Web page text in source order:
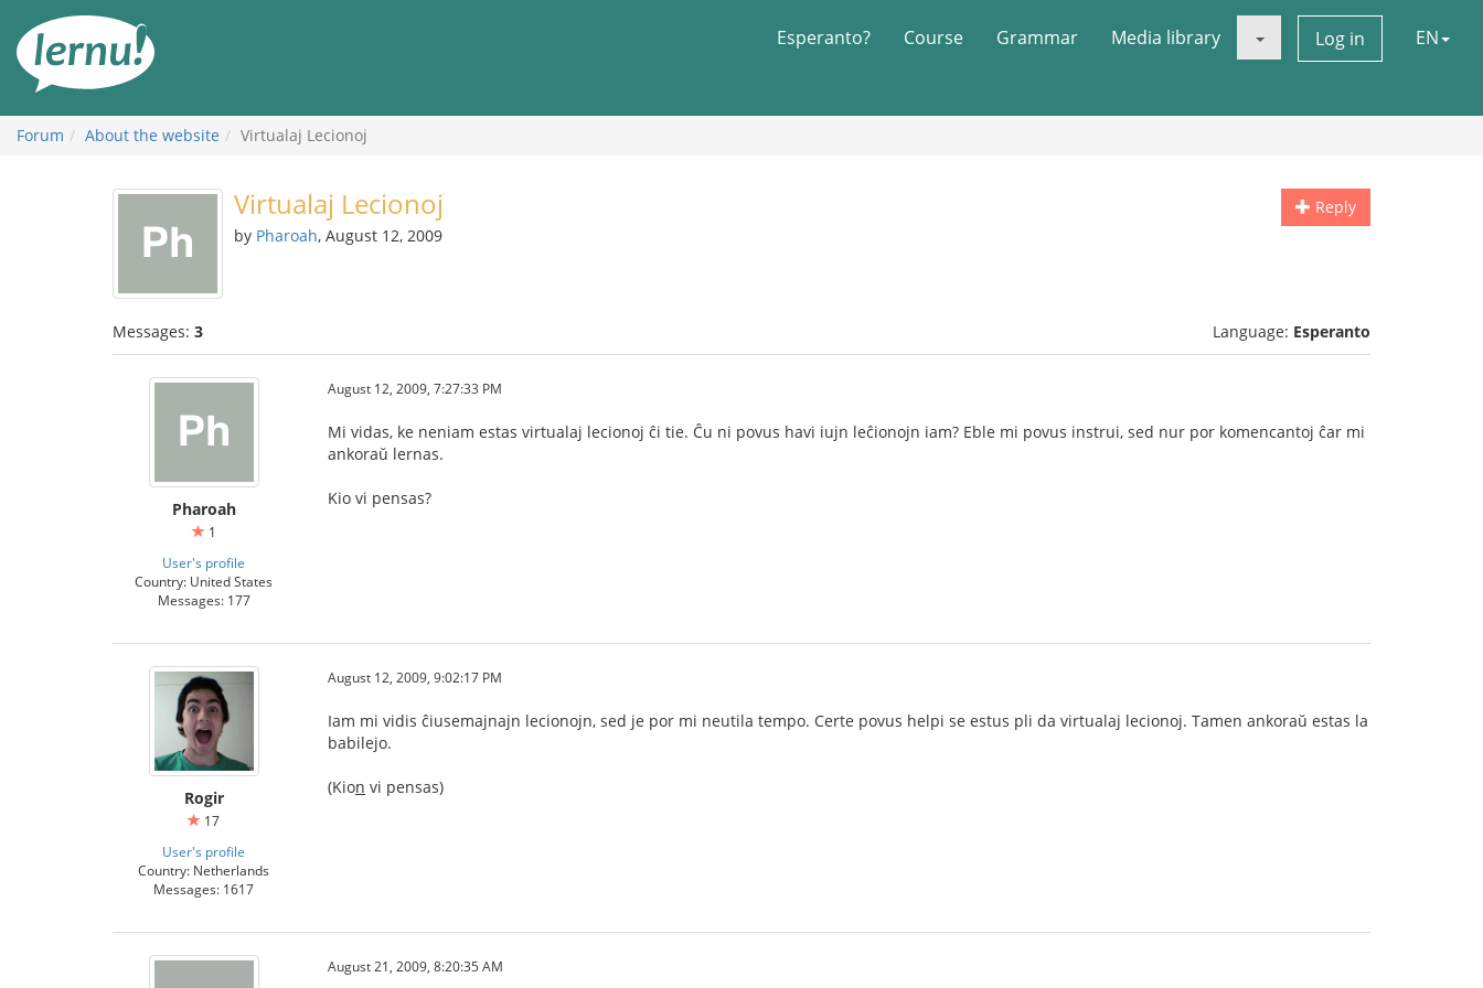
the
content
Esperanto? Course Grammar Media library Log in EN
Forum About the website Virtualaj Lecionoj
Reply
Virtualaj Lecionoj
by Pharoah, August 12, 2009
Messages: 3 Language: Esperanto
Pharoah
1
User's profile
Country: United States
Messages: 177
August 12, 2009, 7:27:33 PM
Mi vidas, ke neniam estas virtualaj lecionoj ĉi tie. Ĉu ni povus havi iujn leĉionojn iam? Eble mi povus instrui, sed nur por komencantoj ĉar mi
ankoraŭ lernas.
Kio vi pensas?
Rogir
17
User's profile
Country: Netherlands
Messages: 1617
August 12, 2009, 9:02:17 PM
Iam mi vidis ĉiusemajnajn lecionojn, sed je por mi neutila tempo. Certe povus helpi se estus pli da virtualaj lecionoj. Tamen ankoraŭ estas la
babilejo.
(Kion vi pensas)
August 21, 2009, 8:20:35 AM